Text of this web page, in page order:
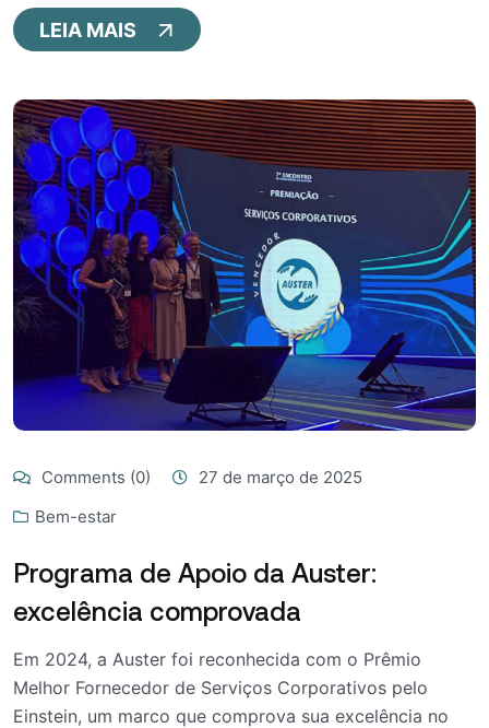
LEIA MAIS
Comments (0)
27 de março de 2025
Bem-estar
Programa de Apoio da Auster:
excelência comprovada
Em 2024, a Auster foi reconhecida com o Prêmio
Melhor Fornecedor de Serviços Corporativos pelo
Einstein, um marco que comprova sua excelência no